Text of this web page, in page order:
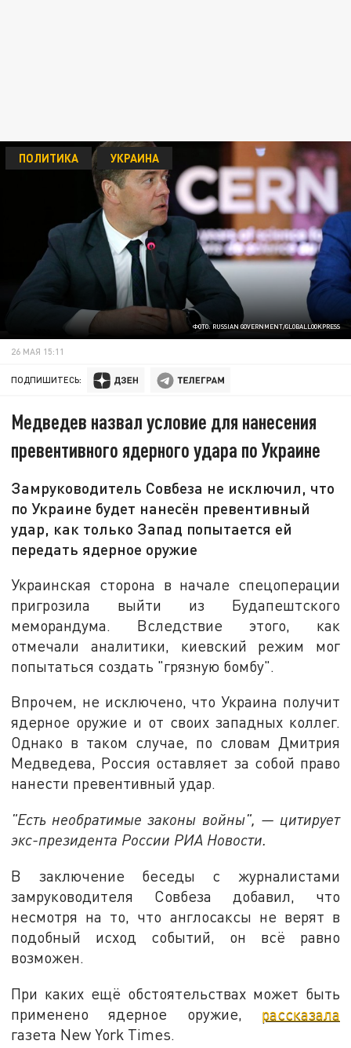
ФОТО: RUSSIAN GOVERNMENT/GLOBALLOOKPRESS
ПОЛИТИКА УКРАИНА
26 МАЯ 15:11
ПОДПИШИТЕСЬ:
Медведев назвал условие для нанесения
превентивного ядерного удара по Украине
Замруководитель Совбеза не исключил, что
по Украине будет нанесён превентивный
удар, как только Запад попытается ей
передать ядерное оружие
Украинская сторона в начале спецоперации
пригрозила выйти из Будапештского
меморандума. Вследствие этого, как
отмечали аналитики, киевский режим мог
попытаться создать "грязную бомбу".
Впрочем, не исключено, что Украина получит
ядерное оружие и от своих западных коллег.
Однако в таком случае, по словам Дмитрия
Медведева, Россия оставляет за собой право
нанести превентивный удар.
"Есть необратимые законы войны", — цитирует
экс-президента России РИА Новости.
В заключение беседы с журналистами
замруководителя Совбеза добавил, что
несмотря на то, что англосаксы не верят в
подобный исход событий, он всё равно
возможен.
При каких ещё обстоятельствах может быть
применено ядерное оружие, рассказала
газета New York Times.